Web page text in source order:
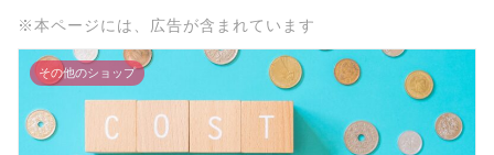
※本ページには、広告が含まれています
その他のショップ